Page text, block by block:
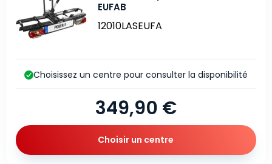
EUFAB
12010LASEUFA
349,90 €
Choisissez un centre pour consulter la disponibilité
Choisir un centre